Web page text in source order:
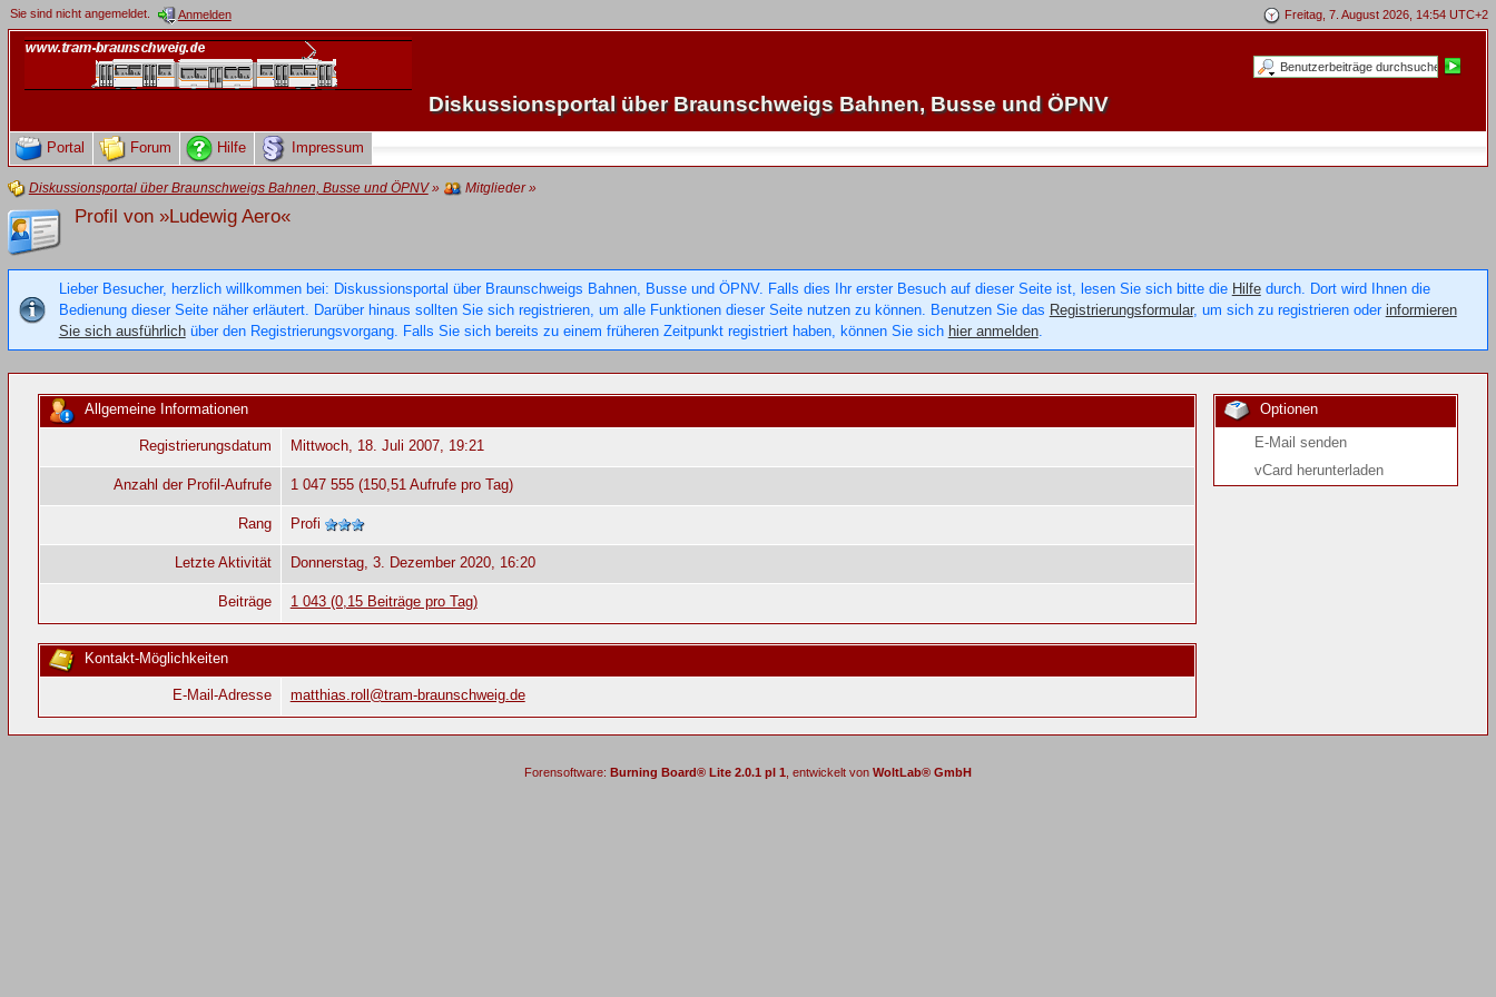
Freitag, 7. August 2026, 14:54 UTC+2
Sie sind nicht angemeldet. Anmelden
Diskussionsportal über Braunschweigs Bahnen, Busse und ÖPNV
Portal Forum Hilfe Impressum
Diskussionsportal über Braunschweigs Bahnen, Busse und ÖPNV» Mitglieder»
Profil von »Ludewig Aero«
Lieber Besucher, herzlich willkommen bei: Diskussionsportal über Braunschweigs Bahnen, Busse und ÖPNV. Falls dies Ihr erster Besuch auf dieser Seite ist, lesen Sie sich bitte die Hilfedurch. Dort wird Ihnen die
Bedienung dieser Seite näher erläutert. Darüber hinaus sollten Sie sich registrieren, um alle Funktionen dieser Seite nutzen zu können. Benutzen Sie das Registrierungsformular, um sich zu registrieren oder informieren
Sie sich ausführlichüber den Registrierungsvorgang. Falls Sie sich bereits zu einem früheren Zeitpunkt registriert haben, können Sie sich hier anmelden.
Optionen
E-Mail senden
vCard herunterladen
Allgemeine Informationen
Registrierungsdatum Mittwoch, 18. Juli 2007, 19:21
Anzahl der Profil-Aufrufe 1 047 555 (150,51 Aufrufe pro Tag)
Rang Profi
Letzte Aktivität Donnerstag, 3. Dezember 2020, 16:20
Beiträge 1 043 (0,15 Beiträge pro Tag)
Kontakt-Möglichkeiten
E-Mail-Adresse matthias.roll@tram-braunschweig.de
Forensoftware: Burning Board® Lite 2.0.1 pl 1 , entwickelt von WoltLab® GmbH